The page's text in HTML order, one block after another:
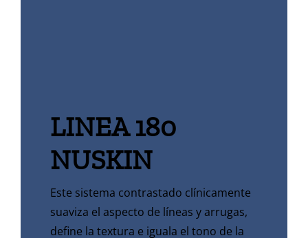
LINEA 180
NUSKIN
Este sistema contrastado clínicamente
suaviza el aspecto de líneas y arrugas,
define la textura e iguala el tono de la